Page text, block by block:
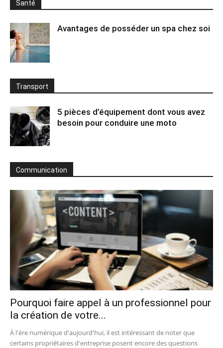
Santé
Avantages de posséder un spa chez soi
Transport
5 pièces d’équipement dont vous avez
besoin pour conduire une moto
Communication
Pourquoi faire appel à un professionnel pour
la création de votre...
À l'ère numérique d'aujourd'hui, il est intéressant de noter que
certains propriétaires d'entreprise posent encore des questions